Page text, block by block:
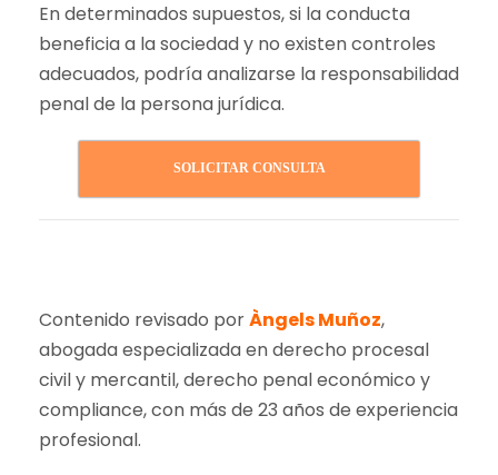
En determinados supuestos, si la conducta
beneficia a la sociedad y no existen controles
adecuados, podría analizarse la responsabilidad
penal de la persona jurídica.
SOLICITAR CONSULTA
Contenido revisado porÀngels Muñoz,
abogada especializada en derecho procesal
civil y mercantil, derecho penal económico y
compliance, con más de 23 años de experiencia
profesional.